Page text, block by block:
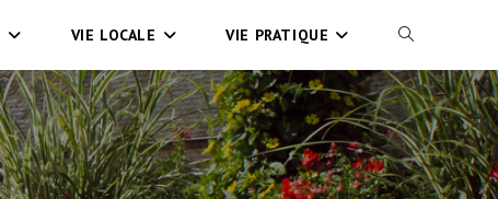
VIE LOCALE VIE PRATIQUE